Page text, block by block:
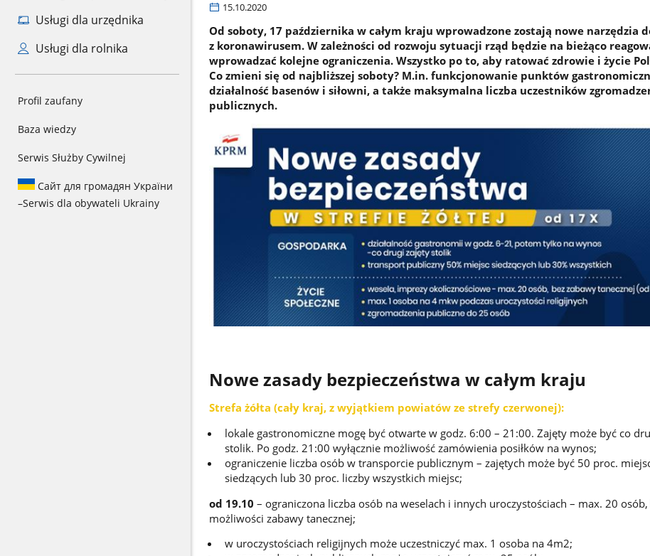
Usługi dla urzędnika
Usługi dla rolnika
Profil zaufany
Baza wiedzy
Serwis Służby Cywilnej
Сайт для громадян України
–Serwis dla obywateli Ukrainy
15.10.2020
Od soboty, 17 października w całym kraju wprowadzone zostają nowe narzędzia
z koronawirusem. W zależności od rozwoju sytuacji rząd będzie na bieżąco
wprowadzać kolejne ograniczenia. Wszystko po to, aby ratować zdrowie i życie
Co zmieni się od najbliższej soboty? M.in. funkcjonowanie punktów
działalność basenów i siłowni, a także maksymalna liczba uczestników
publicznych.
Nowe zasady bezpieczeństwa w całym kraju
Strefa żółta (cały kraj, z wyjątkiem powiatów ze strefy czerwonej):
lokale gastronomiczne mogę być otwarte w godz. 6:00 – 21:00. Zajęty może być co
stolik. Po godz. 21:00 wyłącznie możliwość zamówienia posiłków na wynos;
ograniczenie liczba osób w transporcie publicznym – zajętych może być 50 proc.
siedzących lub 30 proc. liczby wszystkich miejsc;
od 19.10 – ograniczona liczba osób na weselach i innych uroczystościach – max. 20 osób,
możliwości zabawy tanecznej;
w uroczystościach religijnych może uczestniczyć max. 1 osoba na 4m2;